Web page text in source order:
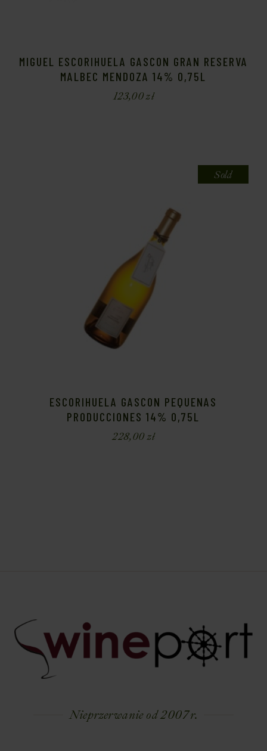
MIGUEL ESCORIHUELA GASCON GRAN RESERVA
MALBEC MENDOZA 14% 0,75L
123,00zł
Sold
ESCORIHUELA GASCON PEQUENAS
PRODUCCIONES 14% 0,75L
228,00zł
Nieprzerwanie od 2007 r.